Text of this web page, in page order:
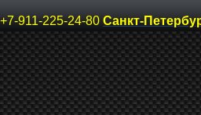
+7-911-225-24-80 Санкт-